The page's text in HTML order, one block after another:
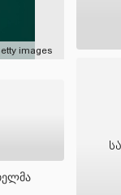
images